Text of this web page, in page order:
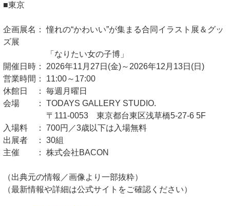
■東京
企画展名： 憧れの“かわいい”が集まる合同イラスト展＆グッ
ズ展
「なりたい女の子博」
開催日時： 2026年11月27日(金)～2026年12月13日(日)
営業時間： 11:00～17:00
休館日 ： 毎週月曜日
会場 ： TODAYS GALLERY STUDIO.
〒111-0053 東京都台東区浅草橋5-27-6 5F
入場料 ： 700円／3歳以下は入場無料
出展者 ： 30組
主催 ： 株式会社BACON
（出典元の情報／画像より一部抜粋）
（最新情報や詳細は公式サイトをご確認ください）